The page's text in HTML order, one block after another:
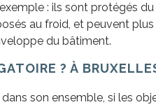
: ils sont protégés du
au froid, et peuvent
du bâtiment.
? À
son ensemble, si les